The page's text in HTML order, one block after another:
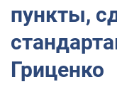
пункты,
Гриценко